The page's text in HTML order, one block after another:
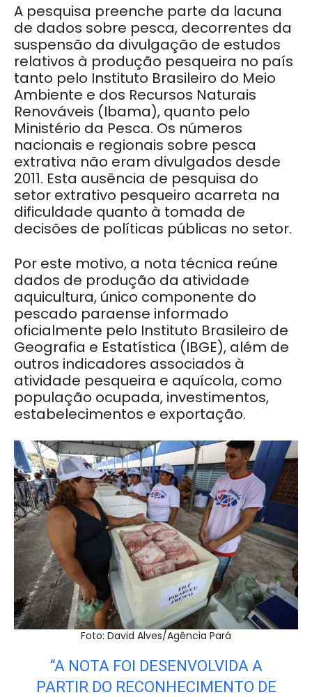
A pesquisa preenche parte da lacuna
de dados sobre pesca, decorrentes da
suspensão da divulgação de estudos
relativos à produção pesqueira no país
tanto pelo Instituto Brasileiro do Meio
Ambiente e dos Recursos Naturais
Renováveis (Ibama), quanto pelo
Ministério da Pesca. Os números
nacionais e regionais sobre pesca
extrativa não eram divulgados desde
2011. Esta ausência de pesquisa do
setor extrativo pesqueiro acarreta na
dificuldade quanto à tomada de
decisões de políticas públicas no setor.
Por este motivo, a nota técnica reúne
dados de produção da atividade
aquicultura, único componente do
pescado paraense informado
oficialmente pelo Instituto Brasileiro de
Geografia e Estatística (IBGE), além de
outros indicadores associados à
atividade pesqueira e aquícola, como
população ocupada, investimentos,
estabelecimentos e exportação.
Foto: David Alves/Agência Pará
“A NOTA FOI DESENVOLVIDA A
PARTIR DO RECONHECIMENTO DE